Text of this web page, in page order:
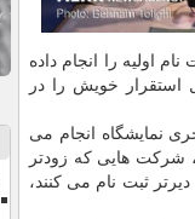
اولیه را انجام داده
استقرار خویش را در
نمایشگاه انجام می
شرکت هایی که زودتر
ثبت نام می کنند،